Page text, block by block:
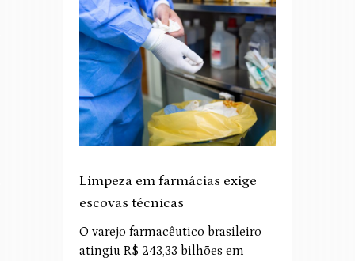
Limpeza em farmácias exige
escovas técnicas
O varejo farmacêutico brasileiro
atingiu R$ 243,33 bilhões em